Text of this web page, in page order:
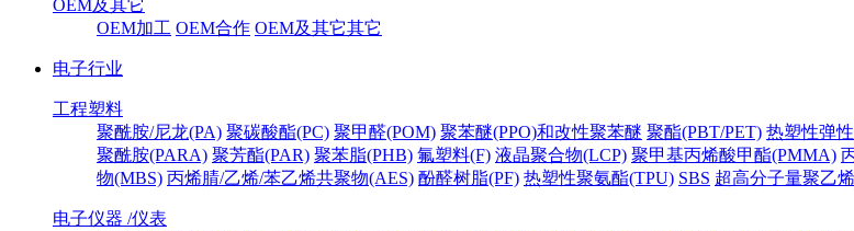
OEM及其它
OEM加工 OEM合作 OEM及其它其它
电子行业
工程塑料
聚酰胺/尼龙(PA) 聚碳酸酯(PC) 聚甲醛(POM) 聚苯醚(PPO)和改性聚苯醚 聚酯(PBT/PET) 热塑性弹
聚酰胺(PARA) 聚芳酯(PAR) 聚苯脂(PHB) 氟塑料(F) 液晶聚合物(LCP) 聚甲基丙烯酸甲酯(PMMA)
物(MBS) 丙烯腈/乙烯/苯乙烯共聚物(AES) 酚醛树脂(PF) 热塑性聚氨酯(TPU) SBS 超高分子量聚乙
电子仪器 /仪表